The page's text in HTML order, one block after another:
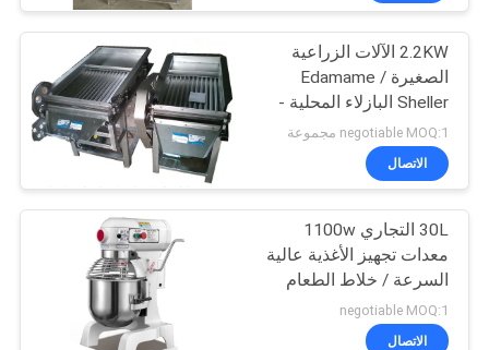
معلومات
جولة
في
المعمل
رقابة
جودة
معدات المطابخ
الغربية
79
الطبخ الصيني
51
2.2KW الآلات الزراعية
الصغيرة / Edamame
Sheller البازلاء المحلية -
تقشير آلة معالجة الفاصوليا
الخضراء الدرس
negotiable MOQ:1 مجموعة
الاتصال
30L التجاري 1100w
معدات تجهيز الأغذية عالية
السرعة / خلاط الطعام
الفولاذ المقاوم للصدأ
negotiable MOQ:1
الاتصال